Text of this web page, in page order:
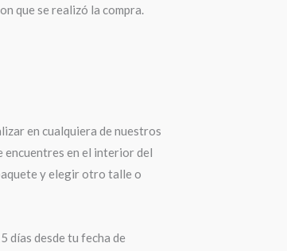
que se realizó la compra.
en cualquiera de nuestros
encuentres en el interior del
y elegir otro talle o
días desde tu fecha de